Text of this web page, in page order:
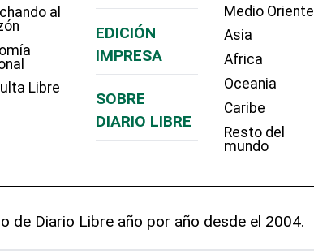
al
Libre
EDICIÓN
IMPRESA
SOBRE
DIARIO LIBRE
Medio Oriente
Asia
Africa
Oceania
Caribe
Resto del
mundo
de Diario Libre año por año desde el 2004.